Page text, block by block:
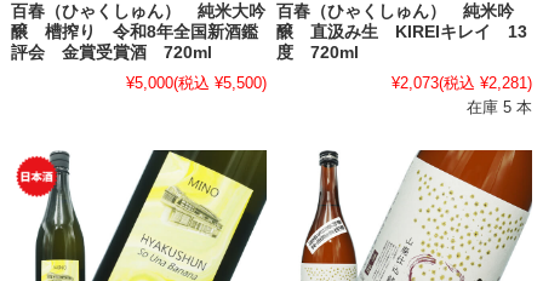
百春（ひゃくしゅん） 純米大吟
醸 槽搾り 令和8年全国新酒鑑
評会 金賞受賞酒 720ml
¥5,000(税込 ¥5,500)
百春（ひゃくしゅん） 純米吟
醸 直汲み生 KIREIキレイ 13
度 720ml
¥2,073(税込 ¥2,281)
在庫 5 本